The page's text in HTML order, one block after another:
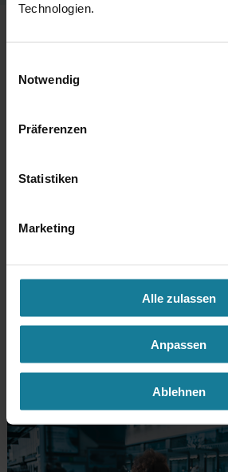
Technologien.
Notwendig
Präferenzen
Statistiken
Marketing
Alle zulassen
Anpassen
Ablehnen
Mobility as a Service
Unsere Plattform für intermodale
Ride.